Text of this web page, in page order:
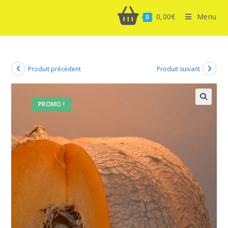
0 0,00€ Menu
PROMO !
Produit précédent Produit suivant